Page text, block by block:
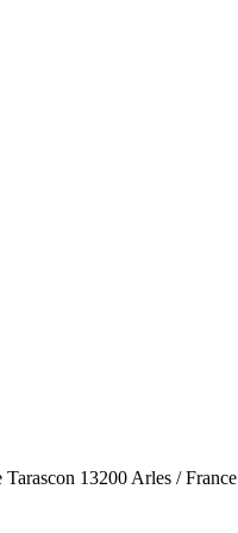
13200 Arles / France